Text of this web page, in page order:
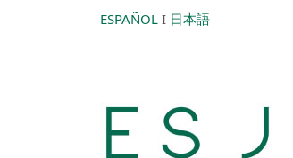
ESPAÑOL I 日本語